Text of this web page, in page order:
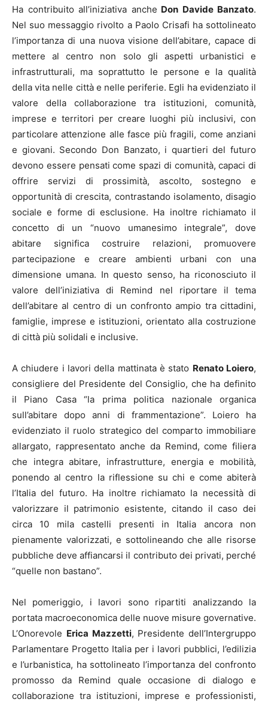
Ha contribuito all’iniziativa anche Don Davide Banzato.
Nel suo messaggio rivolto a Paolo Crisafi ha sottolineato
l’importanza di una nuova visione dell’abitare, capace di
mettere al centro non solo gli aspetti urbanistici e
infrastrutturali, ma soprattutto le persone e la qualità
della vita nelle città e nelle periferie. Egli ha evidenziato il
valore della collaborazione tra istituzioni, comunità,
imprese e territori per creare luoghi più inclusivi, con
particolare attenzione alle fasce più fragili, come anziani
e giovani. Secondo Don Banzato, i quartieri del futuro
devono essere pensati come spazi di comunità, capaci di
offrire servizi di prossimità, ascolto, sostegno e
opportunità di crescita, contrastando isolamento, disagio
sociale e forme di esclusione. Ha inoltre richiamato il
concetto di un “nuovo umanesimo integrale”, dove
abitare significa costruire relazioni, promuovere
partecipazione e creare ambienti urbani con una
dimensione umana. In questo senso, ha riconosciuto il
valore dell’iniziativa di Remind nel riportare il tema
dell’abitare al centro di un confronto ampio tra cittadini,
famiglie, imprese e istituzioni, orientato alla costruzione
di città più solidali e inclusive.
A chiudere i lavori della mattinata è stato Renato Loiero,
consigliere del Presidente del Consiglio, che ha definito
il Piano Casa “la prima politica nazionale organica
sull’abitare dopo anni di frammentazione”. Loiero ha
evidenziato il ruolo strategico del comparto immobiliare
allargato, rappresentato anche da Remind, come filiera
che integra abitare, infrastrutture, energia e mobilità,
ponendo al centro la riflessione su chi e come abiterà
l’Italia del futuro. Ha inoltre richiamato la necessità di
valorizzare il patrimonio esistente, citando il caso dei
circa 10 mila castelli presenti in Italia ancora non
pienamente valorizzati, e sottolineando che alle risorse
pubbliche deve affiancarsi il contributo dei privati, perché
“quelle non bastano”.
Nel pomeriggio, i lavori sono ripartiti analizzando la
portata macroeconomica delle nuove misure governative.
L’Onorevole Erica Mazzetti, Presidente dell’Intergruppo
Parlamentare Progetto Italia per i lavori pubblici, l’edilizia
e l’urbanistica, ha sottolineato l’importanza del confronto
promosso da Remind quale occasione di dialogo e
collaborazione tra istituzioni, imprese e professionisti,